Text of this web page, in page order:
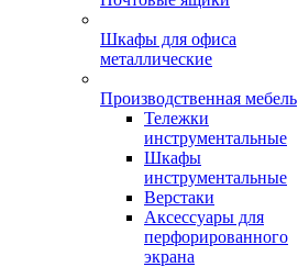
Шкафы для офиса
металлические
Производственная мебель
Тележки
инструментальные
Шкафы
инструментальные
Верстаки
Аксессуары для
перфорированного
экрана